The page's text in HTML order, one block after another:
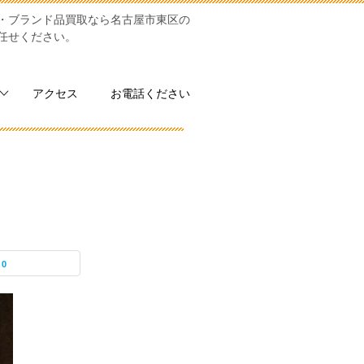
ブランド品買取なら名古屋市東区の
ください。
アクセス お電話ください
0